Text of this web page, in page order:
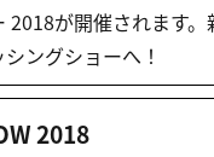
が開催されます
ングショーへ！
2018